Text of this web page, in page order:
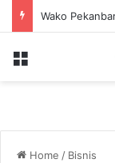
Home / Bisnis